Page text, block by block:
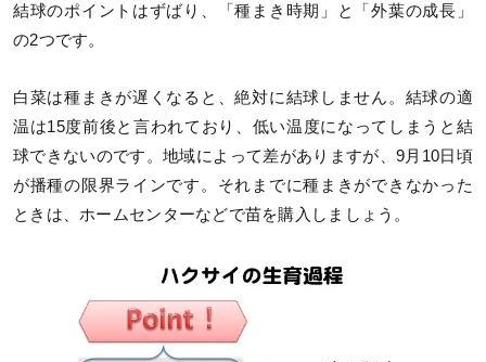
結球のポイントはずばり、「種まき時期」と「外葉の成長」
の2つです。
白菜は種まきが遅くなると、絶対に結球しません。結球の適
温は15度前後と言われており、低い温度になってしまうと結
球できないのです。地域によって差がありますが、9月10日頃
が播種の限界ラインです。それまでに種まきができなかった
ときは、ホームセンターなどで苗を購入しましょう。